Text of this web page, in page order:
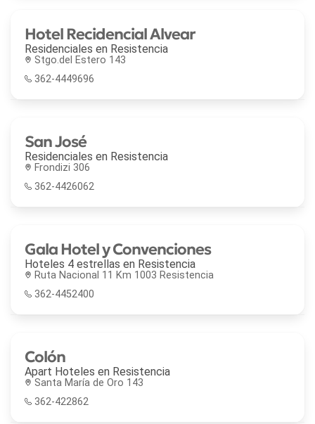
Hotel Recidencial Alvear
Residenciales en Resistencia
Stgo.del Estero 143
362-4449696
San José
Residenciales en Resistencia
Frondizi 306
362-4426062
Gala Hotel y Convenciones
Hoteles 4 estrellas en Resistencia
Ruta Nacional 11 Km 1003 Resistencia
362-4452400
Colón
Apart Hoteles en Resistencia
Santa María de Oro 143
362-422862